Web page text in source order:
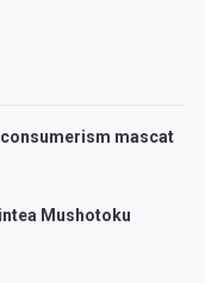
mascat
Mushotoku